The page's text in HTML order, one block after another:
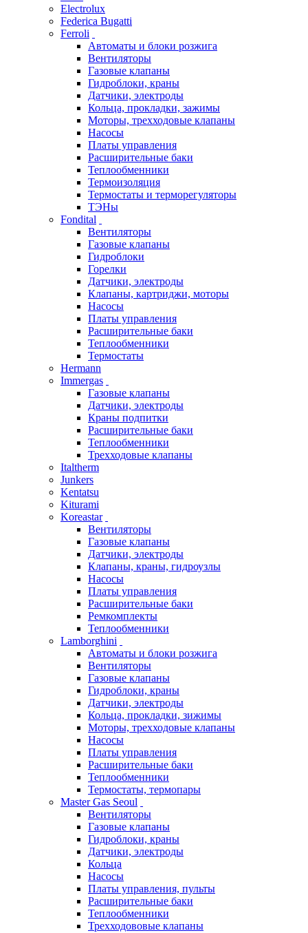
Electrolux
Federica Bugatti
Ferroli
Автоматы и блоки розжига
Вентиляторы
Газовые клапаны
Гидроблоки, краны
Датчики, электроды
Кольца, прокладки, зажимы
Моторы, трехходовые клапаны
Насосы
Платы управления
Расширительные баки
Теплообменники
Термоизоляция
Термостаты и терморегуляторы
ТЭНы
Fondital
Вентиляторы
Газовые клапаны
Гидроблоки
Горелки
Датчики, электроды
Клапаны, картриджи, моторы
Насосы
Платы управления
Расширительные баки
Теплообменники
Термостаты
Hermann
Immergas
Газовые клапаны
Датчики, электроды
Краны подпитки
Расширительные баки
Теплообменники
Трехходовые клапаны
Italtherm
Junkers
Kentatsu
Kiturami
Koreastar
Вентиляторы
Газовые клапаны
Датчики, электроды
Клапаны, краны, гидроузлы
Насосы
Платы управления
Расширительные баки
Ремкомплекты
Теплообменники
Lamborghini
Автоматы и блоки розжига
Вентиляторы
Газовые клапаны
Гидроблоки, краны
Датчики, электроды
Кольца, прокладки, зижимы
Моторы, трехходовые клапаны
Насосы
Платы управления
Расширительные баки
Теплообменники
Термостаты, термопары
Master Gas Seoul
Вентиляторы
Газовые клапаны
Гидроблоки, краны
Датчики, электроды
Кольца
Насосы
Платы управления, пульты
Расширительные баки
Теплообменники
Трехходововые клапаны